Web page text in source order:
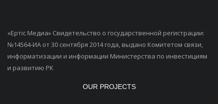
«Ертiс Медиа» Свидетельство о государственной регистрации:
№14564-ИА от 30 сентября 2014 года, выдано Комитетом связи,
информатизации и информации Министерства по инвестициям
и развитию РК
OUR PROJECTS